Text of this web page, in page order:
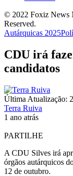
© 2022 Foxiz News
Reserved.
Autárquicas 2025
CDU irá
candidatos
Última Atualização:
Terra Ruiva
1 ano atrás
PARTILHE
A CDU Silves irá
órgãos autárquicos
12 de outubro.